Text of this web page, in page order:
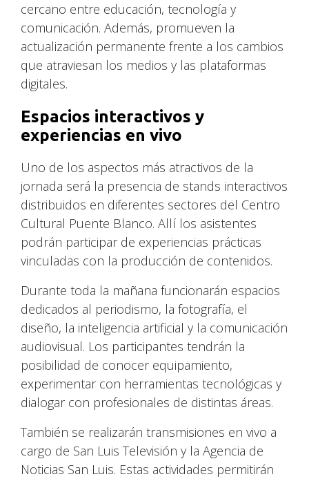
cercano entre educación, tecnología y
comunicación. Además, promueven la
actualización permanente frente a los cambios
que atraviesan los medios y las plataformas
digitales.
Espacios interactivos y
experiencias en vivo
Uno de los aspectos más atractivos de la
jornada será la presencia de stands interactivos
distribuidos en diferentes sectores del Centro
Cultural Puente Blanco. Allí los asistentes
podrán participar de experiencias prácticas
vinculadas con la producción de contenidos.
Durante toda la mañana funcionarán espacios
dedicados al periodismo, la fotografía, el
diseño, la inteligencia artificial y la comunicación
audiovisual. Los participantes tendrán la
posibilidad de conocer equipamiento,
experimentar con herramientas tecnológicas y
dialogar con profesionales de distintas áreas.
También se realizarán transmisiones en vivo a
cargo de San Luis Televisión y la Agencia de
Noticias San Luis. Estas actividades permitirán